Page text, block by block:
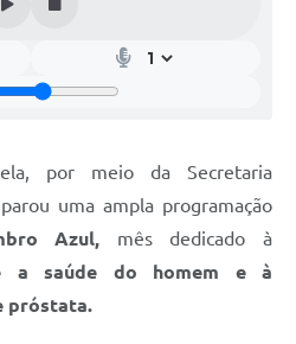
por meio da Secretaria
uma ampla programação
Azul,
mês dedicado à
a saúde do homem e à
próstata.